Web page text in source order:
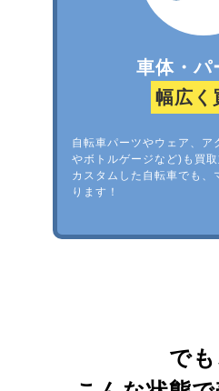
車体・パ
幅広く
自転車パーツやウェア、ア
やボトルゲージなど)も買取
カスタムした自転車でも、
ります！
でも